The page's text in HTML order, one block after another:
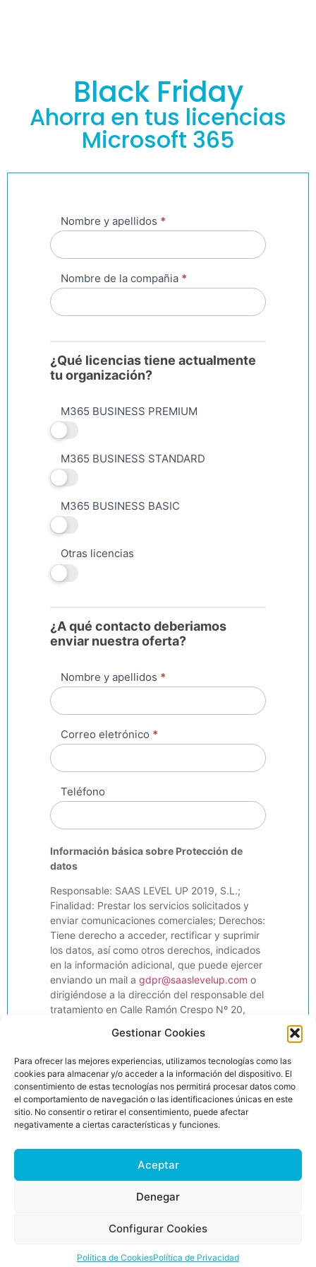
Gestionar Cookies
Para ofrecer las mejores experiencias, utilizamos tecnologías como las
cookies para almacenar y/o acceder a la información del dispositivo. El
consentimiento de estas tecnologías nos permitirá procesar datos como
el comportamiento de navegación o las identificaciones únicas en este
sitio. No consentir o retirar el consentimiento, puede afectar
negativamente a ciertas características y funciones.
Aceptar
Denegar
Configurar Cookies
Política de CookiesPolítica de Privacidad
Black Friday
Ahorra en tus licencias
Microsoft 365
BLACK
FRIDAY
Nombre y apellidos *
Nombre de la compañia *
¿Qué licencias tiene actualmente
tu organización?
M365 BUSINESS PREMIUM
M365 BUSINESS STANDARD
M365 BUSINESS BASIC
Otras licencias
¿A qué contacto deberiamos
enviar nuestra oferta?
Nombre y apellidos *
Correo eletrónico *
Teléfono
Información básica sobre Protección de
datos
Responsable: SAAS LEVEL UP 2019, S.L.;
Finalidad: Prestar los servicios solicitados y
enviar comunicaciones comerciales; Derechos:
Tiene derecho a acceder, rectificar y suprimir
los datos, así como otros derechos, indicados
en la información adicional, que puede ejercer
enviando un mail a gdpr@saaslevelup.com o
dirigiéndose a la dirección del responsable del
tratamiento en Calle Ramón Crespo Nº 20,
consultar información adicional y detallada
Enviar